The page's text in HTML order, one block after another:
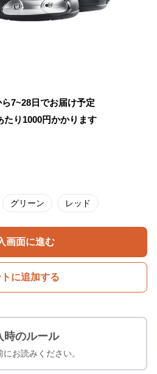
7~28日でお届け予定
たり 1000円かかります
グリーン レッド
画面に進む
トに追加する
時のルール
お読みください。